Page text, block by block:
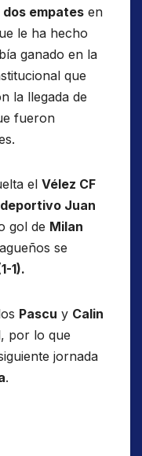
empates en
le ha hecho
ganado en la
que
la llegada de
fueron
el Vélez CF
Juan
gol de Milan
se
1).
Pascu y Calin
por lo que
jornada
.